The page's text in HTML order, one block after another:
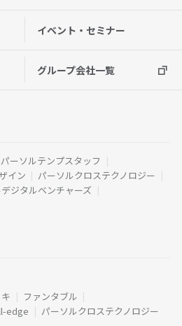
イベント・セミナー
グループ会社一覧
パーソルテンプスタッフ
イン
パーソルクロステクノロジー
ジタルベンチャーズ
ファンタブル
edge パーソルクロステクノロジー